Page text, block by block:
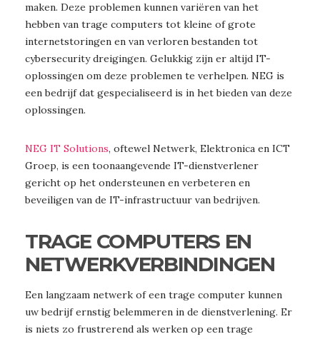
maken. Deze problemen kunnen variëren van het
hebben van trage computers tot kleine of grote
internetstoringen en van verloren bestanden tot
cybersecurity dreigingen. Gelukkig zijn er altijd IT-
oplossingen om deze problemen te verhelpen. NEG is
een bedrijf dat gespecialiseerd is in het bieden van deze
oplossingen.
NEG IT Solutions, oftewel Netwerk, Elektronica en ICT
Groep, is een toonaangevende IT-dienstverlener
gericht op het ondersteunen en verbeteren en
beveiligen van de IT-infrastructuur van bedrijven.
TRAGE COMPUTERS EN
NETWERKVERBINDINGEN
Een langzaam netwerk of een trage computer kunnen
uw bedrijf ernstig belemmeren in de dienstverlening. Er
is niets zo frustrerend als werken op een trage